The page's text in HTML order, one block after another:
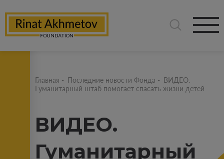
Главная - Последние новости Фонда - ВИДЕО.
Гуманитарный штаб помогает спасать жизни детей
ВИДЕО.
Гуманитарный